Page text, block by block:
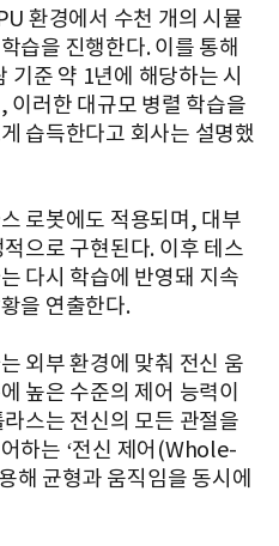
환경에서 수천 개의 시뮬
습을 진행한다. 이를 통해
기준 약 1년에 해당하는 시
이러한 대규모 병렬 학습을
습득한다고 회사는 설명했
로봇에도 적용되며, 대부
으로 구현된다. 이후 테스
다시 학습에 반영돼 지속
을 연출한다.
외부 환경에 맞춰 전신 움
높은 수준의 제어 능력이
스는 전신의 모든 관절을
하는 ‘전신 제어(Whole-
균형과 움직임을 동시에